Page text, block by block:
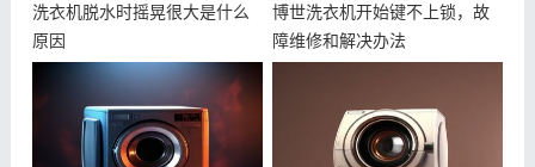
洗衣机脱水时摇晃很大是什么
原因
博世洗衣机开始键不上锁，故
障维修和解决办法